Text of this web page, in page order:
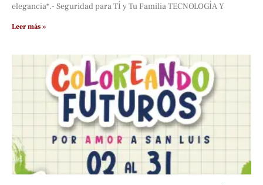
elegancia*.- Seguridad para TÍ y Tu Familia TECNOLOGÍA Y
Leer más »